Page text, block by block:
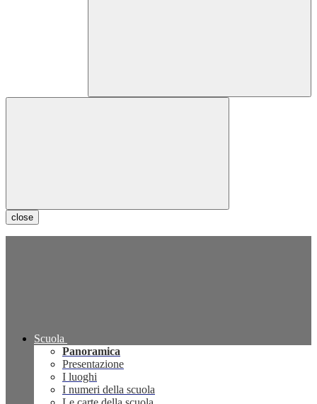
close
Scuola
Panoramica
Presentazione
I luoghi
I numeri della scuola